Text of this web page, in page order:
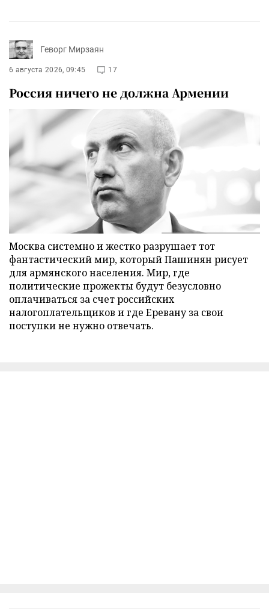
Геворг Мирзаян
6 августа 2026, 09:45 17
Россия ничего не должна Армении
Москва системно и жестко разрушает тот
фантастический мир, который Пашинян рисует
для армянского населения. Мир, где
политические прожекты будут безусловно
оплачиваться за счет российских
налогоплательщиков и где Еревану за свои
поступки не нужно отвечать.